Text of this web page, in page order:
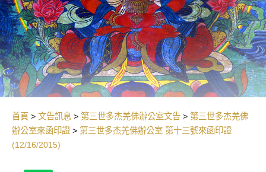
首頁 文告訊息 第三世多杰羌佛辦公室文告
第三世多杰羌佛
辦公室來函印證
第三世多杰羌佛辦公室 第十三號來函印證
(12/16/2015)